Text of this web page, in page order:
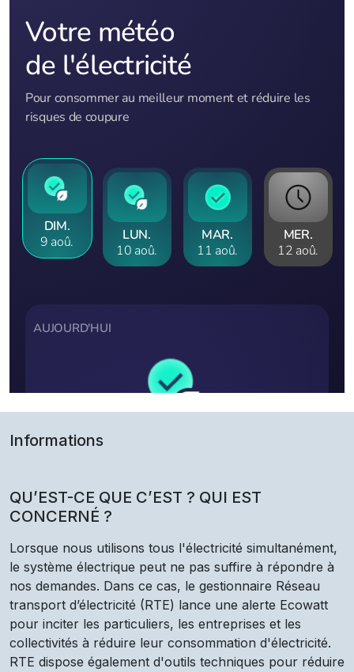
Informations
QU’EST-CE QUE C’EST ? QUI EST
CONCERNÉ ?
Lorsque nous utilisons tous l'électricité simultanément,
le système électrique peut ne pas suffire à répondre à
nos demandes. Dans ce cas, le gestionnaire Réseau
transport d’électricité (RTE) lance une alerte Ecowatt
pour inciter les particuliers, les entreprises et les
collectivités à réduire leur consommation d'électricité.
RTE dispose également d'outils techniques pour réduire